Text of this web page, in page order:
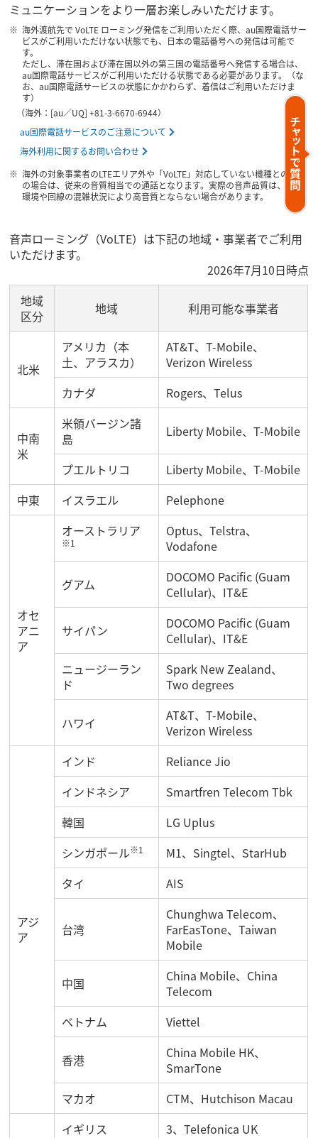
ミュニケーションをより一層お楽しみいただけます。
海外渡航先で VoLTE ローミング発信をご利用いただく際、au国際電話サー
ビスがご利用いただけない状態でも、日本の電話番号への発信は可能で
す。
ただし、滞在国および滞在国以外の第三国の電話番号へ発信する場合は、
au国際電話サービスがご利用いただける状態である必要があります。（な
お、au国際電話サービスの状態にかかわらず、着信はご利用いただけま
す）
（海外：[au／UQ] +81-3-6670-6944）
au国際電話サービスのご注意について
海外利用に関するお問い合わせ
海外の対象事業者のLTEエリア外や「VoLTE」対応していない機種との通話
の場合は、従来の音質相当での通話となります。実際の音声品質は、電波
環境や回線の混雑状況により高音質とならない場合があります。
音声ローミング（VoLTE）は下記の地域・事業者でご利用
いただけます。
2026年7月10日時点
地域
区分
地域 利用可能な事業者
北米
アメリカ（本
土、アラスカ）
AT&T、T-Mobile、
Verizon Wireless
カナダ
Rogers、Telus
中南
米
米領バージン諸
島
Liberty Mobile、T-Mobile
プエルトリコ
Liberty Mobile、T-Mobile
中東
イスラエル Pelephone
オセ
アニ
ア
オーストラリア
※1
Optus、Telstra、
Vodafone
グアム
DOCOMO Pacific (Guam
Cellular)、IT&E
サイパン
DOCOMO Pacific (Guam
Cellular)、IT&E
ニュージーラン
ド
Spark New Zealand、
Two degrees
ハワイ
AT&T、T-Mobile、
Verizon Wireless
アジ
ア
インド
Reliance Jio
インドネシア
Smartfren Telecom Tbk
韓国
LG Uplus
シンガポール※1
M1、Singtel、StarHub
タイ
AIS
台湾
Chunghwa Telecom、
FarEasTone、Taiwan
Mobile
中国
China Mobile、China
Telecom
ベトナム
Viettel
香港
China Mobile HK、
SmarTone
マカオ
CTM、Hutchison Macau
イギリス
3、Telefonica UK